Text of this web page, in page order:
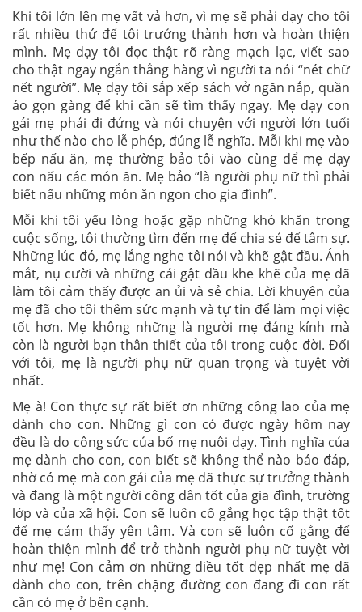
Khi tôi lớn lên mẹ vất vả hơn, vì mẹ sẽ phải dạy cho tôi
rất nhiều thứ để tôi trưởng thành hơn và hoàn thiện
mình. Mẹ dạy tôi đọc thật rõ ràng mạch lạc, viết sao
cho thật ngay ngắn thẳng hàng vì người ta nói “nét chữ
nết người”. Mẹ dạy tôi sắp xếp sách vở ngăn nắp, quần
áo gọn gàng để khi cần sẽ tìm thấy ngay. Mẹ dạy con
gái mẹ phải đi đứng và nói chuyện với người lớn tuổi
như thế nào cho lễ phép, đúng lễ nghĩa. Mỗi khi mẹ vào
bếp nấu ăn, mẹ thường bảo tôi vào cùng để mẹ dạy
con nấu các món ăn. Mẹ bảo “là người phụ nữ thì phải
biết nấu những món ăn ngon cho gia đình”.
Mỗi khi tôi yếu lòng hoặc gặp những khó khăn trong
cuộc sống, tôi thường tìm đến mẹ để chia sẻ để tâm sự.
Những lúc đó, mẹ lắng nghe tôi nói và khẽ gật đầu. Ánh
mắt, nụ cười và những cái gật đầu khe khẽ của mẹ đã
làm tôi cảm thấy được an ủi và sẻ chia. Lời khuyên của
mẹ đã cho tôi thêm sức mạnh và tự tin để làm mọi việc
tốt hơn. Mẹ không những là người mẹ đáng kính mà
còn là người bạn thân thiết của tôi trong cuộc đời. Đối
với tôi, mẹ là người phụ nữ quan trọng và tuyệt vời
nhất.
Mẹ à! Con thực sự rất biết ơn những công lao của mẹ
dành cho con. Những gì con có được ngày hôm nay
đều là do công sức của bố mẹ nuôi dạy. Tình nghĩa của
mẹ dành cho con, con biết sẽ không thể nào báo đáp,
nhờ có mẹ mà con gái của mẹ đã thực sự trưởng thành
và đang là một người công dân tốt của gia đình, trường
lớp và của xã hội. Con sẽ luôn cố gắng học tập thật tốt
để mẹ cảm thấy yên tâm. Và con sẽ luôn cố gắng để
hoàn thiện mình để trở thành người phụ nữ tuyệt vời
như mẹ! Con cảm ơn những điều tốt đẹp nhất mẹ đã
dành cho con, trên chặng đường con đang đi con rất
cần có mẹ ở bên cạnh.